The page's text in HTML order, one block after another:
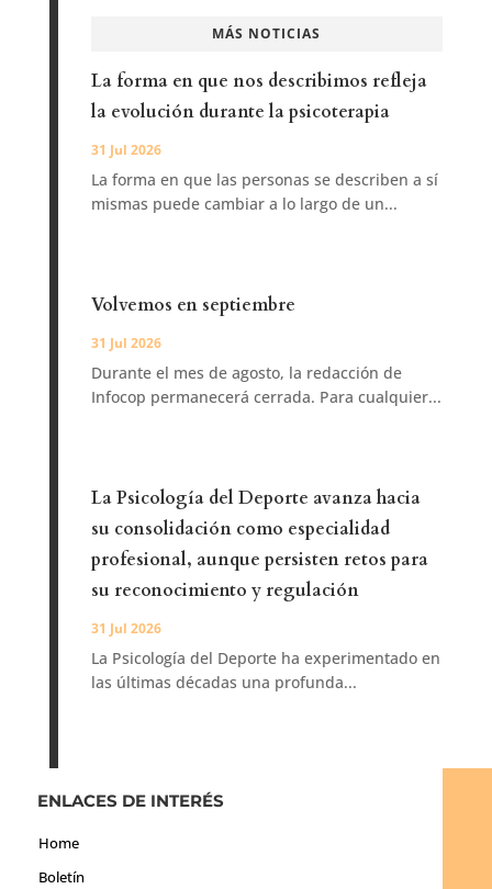
MÁS NOTICIAS
La forma en que nos describimos refleja
la evolución durante la psicoterapia
31 Jul 2026
La forma en que las personas se describen a sí
mismas puede cambiar a lo largo de un...
Volvemos en septiembre
31 Jul 2026
Durante el mes de agosto, la redacción de
Infocop permanecerá cerrada. Para cualquier...
La Psicología del Deporte avanza hacia
su consolidación como especialidad
profesional, aunque persisten retos para
su reconocimiento y regulación
31 Jul 2026
La Psicología del Deporte ha experimentado en
las últimas décadas una profunda...
ENLACES DE INTERÉS
Home
Boletín